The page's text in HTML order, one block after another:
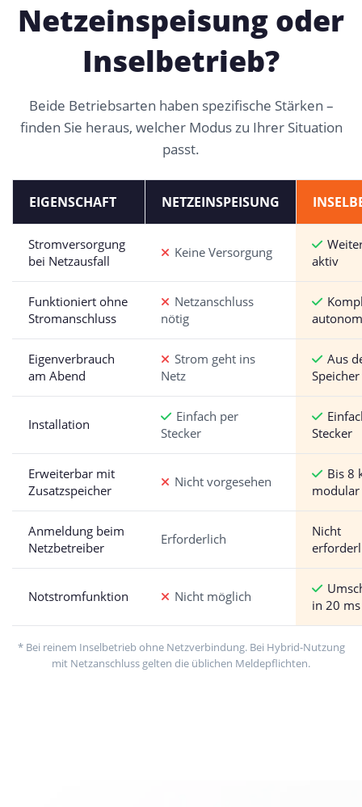
Netzeinspeisung oder
Inselbetrieb?
Beide Betriebsarten haben spezifische Stärken –
finden Sie heraus, welcher Modus zu Ihrer Situation
passt.
EIGENSCHAFT NETZEINSPEISUNG
Stromversorgung
bei Netzausfall
Keine Versorgung
aktiv
Funktioniert ohne
Stromanschluss
Netzanschluss
nötig
autonom
Eigenverbrauch
am Abend
Strom geht ins
Netz
Aus
Speicher
Installation
Einfach per
Stecker
Stecker
Erweiterbar mit
Zusatzspeicher
Nicht vorgesehen
Bis 8
modular
Anmeldung beim
Netzbetreiber
Erforderlich
Nicht
Notstromfunktion Nicht möglich
in 20 ms
* Bei reinem Inselbetrieb ohne Netzverbindung. Bei Hybrid-Nutzung
mit Netzanschluss gelten die üblichen Meldepflichten.